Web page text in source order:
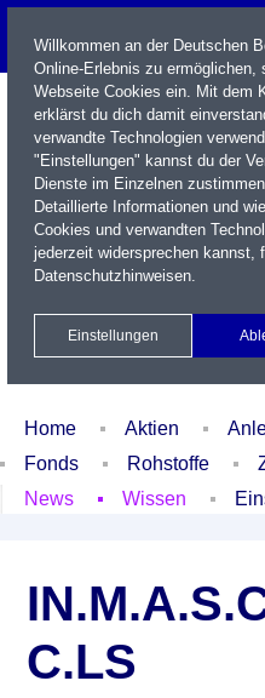
Name / WKN / ISIN / Kürzel
Xetra Realtime
Watchlist
Home Aktien
Fonds
Rohstoffe
News
Wissen
C.LS
Willkommen an der Deutschen
Online-Erlebnis zu ermöglichen,
Webseite Cookies ein. Mit dem
erklärst du dich damit
verwandte Technologien
"Einstellungen" kannst du der
Dienste im Einzelnen
Detaillierte Informationen und
Cookies und verwandten
jederzeit widersprechen kannst,
Datenschutzhinweisen.
Einstellungen